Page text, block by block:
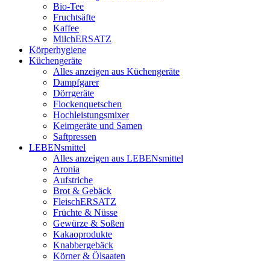
Bio-Tee
Fruchtsäfte
Kaffee
MilchERSATZ
Körperhygiene
Küchengeräte
Alles anzeigen aus Küchengeräte
Dampfgarer
Dörrgeräte
Flockenquetschen
Hochleistungsmixer
Keimgeräte und Samen
Saftpressen
LEBENsmittel
Alles anzeigen aus LEBENsmittel
Aronia
Aufstriche
Brot & Gebäck
FleischERSATZ
Früchte & Nüsse
Gewürze & Soßen
Kakaoprodukte
Knabbergebäck
Körner & Ölsaaten